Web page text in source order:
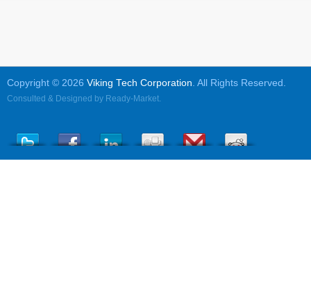
Copyright © 2026 Viking Tech Corporation . All Rights Reserved.
Consulted & Designed by Ready-Market